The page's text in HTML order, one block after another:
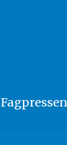
Fagpressen